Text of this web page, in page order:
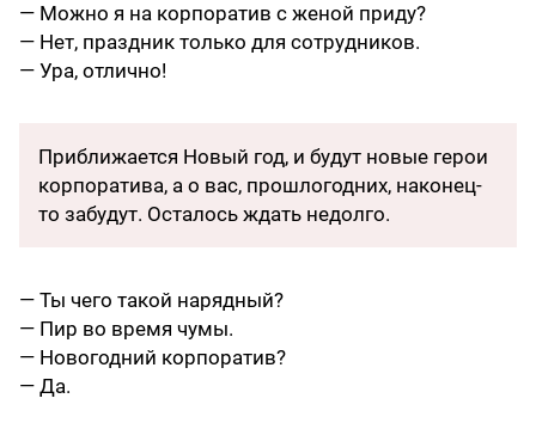
— Можно я на корпоратив с женой приду?
— Нет, праздник только для сотрудников.
— Ура, отлично!
Приближается Новый год, и будут новые герои
корпоратива, а о вас, прошлогодних, наконец-
то забудут. Осталось ждать недолго.
— Ты чего такой нарядный?
— Пир во время чумы.
— Новогодний корпоратив?
— Да.